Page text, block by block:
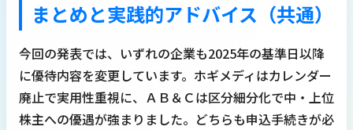
まとめと実践的アドバイス（共通）
今回の発表では、いずれの企業も2025年の基準日以降
に優待内容を変更しています。ホギメディはカレンダー
廃止で実用性重視に、ＡＢ＆Ｃは区分細分化で中・上位
株主への優遇が強まりました。どちらも申込手続きが必